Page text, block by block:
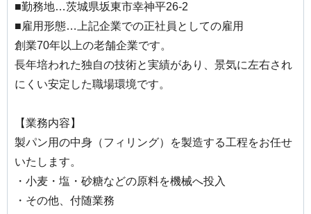
■勤務地…茨城県坂東市幸神平26-2
■雇用形態…上記企業での正社員としての雇用
創業70年以上の老舗企業です。
長年培われた独自の技術と実績があり、景気に左右され
にくい安定した職場環境です。
【業務内容】
製パン用の中身（フィリング）を製造する工程をお任せ
いたします。
・小麦・塩・砂糖などの原料を機械へ投入
・その他、付随業務